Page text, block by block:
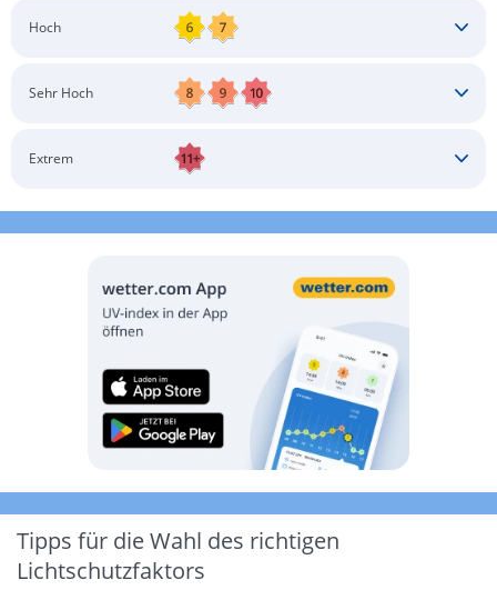
Langärmlige Bekleidung
Hoch
Langärmlige Bekleidung
Sonnenbrille
Sehr Hoch
Langärmlige Bekleidung
Extrem
Tipps für die Wahl des richtigen
Lichtschutzfaktors